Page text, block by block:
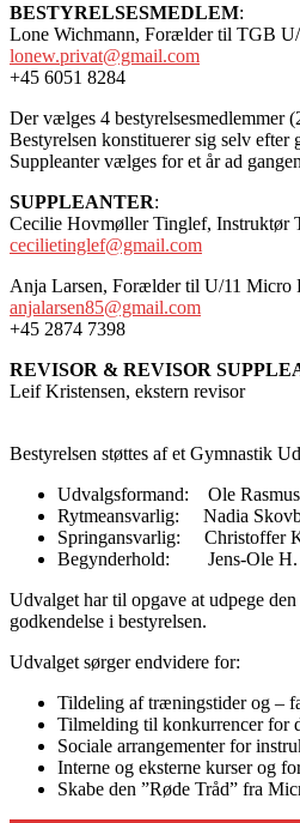
BESTYRELSESMEDLEM:
Lone Wichmann, Forælder til TGB
lonew.privat@gmail.com
+45 6051 8284
Der vælges 4 bestyrelsesmedlemmer
Bestyrelsen konstituerer sig selv efter
Suppleanter vælges for et år ad
SUPPLEANTER:
Cecilie Hovmøller Tinglef, Instruktør
cecilietinglef@gmail.com
Anja Larsen, Forælder til U/11 Micro
anjalarsen85@gmail.com
+45 2874 7398
REVISOR & REVISOR
Leif Kristensen, ekstern revisor
Bestyrelsen støttes af et Gymnastik
Udvalgsformand: Ole
Rytmeansvarlig: Nadia
Springansvarlig: Christoffer
Begynderhold: Jens-Ole H.
Udvalget har til opgave at udpege
godkendelse i bestyrelsen.
Udvalget sørger endvidere for:
Tildeling af træningstider og –
Tilmelding til konkurrencer for
Sociale arrangementer for
Interne og eksterne kurser og
Skabe den ”Røde Tråd” fra